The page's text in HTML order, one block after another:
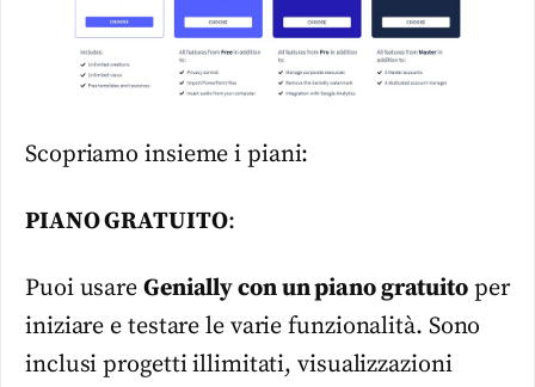
Scopriamo insieme i piani:
PIANO GRATUITO:
Puoi usare Genially con un piano gratuitoper
iniziare e testare le varie funzionalità. Sono
inclusi progetti illimitati, visualizzazioni